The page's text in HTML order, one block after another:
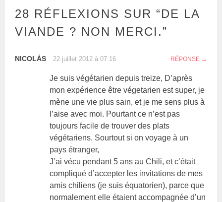
28 RÉFLEXIONS SUR “DE LA
VIANDE ? NON MERCI.”
NICOLÁS 22 juillet 2012 à 07:16 RÉPONSE
Je suis végétarien depuis treize, D’après
mon expérience être végetarien est super, je
mène une vie plus sain, et je me sens plus à
l’aise avec moi. Pourtant ce n’est pas
toujours facile de trouver des plats
végétariens. Sourtout si on voyage à un
pays étranger,
J’ai vécu pendant 5 ans au Chili, et c’était
compliqué d’accepter les invitations de mes
amis chiliens (je suis équatorien), parce que
normalement elle étaient accompagnée d’un